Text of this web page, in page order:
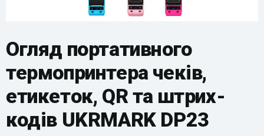
Огляд портативного
термопринтера чеків,
етикеток, QR та штрих-
кодів UKRMARK DP23